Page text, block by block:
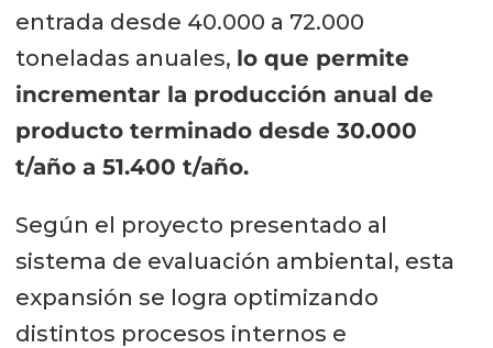
entrada desde 40.000 a 72.000
toneladas anuales, lo que permite
incrementar la producción anual de
producto terminado desde 30.000
t/año a 51.400 t/año.
Según el proyecto presentado al
sistema de evaluación ambiental, esta
expansión se logra optimizando
distintos procesos internos e